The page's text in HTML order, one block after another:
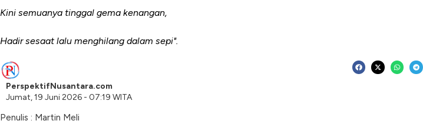
Kini semuanya tinggal gema kenangan,
Hadir sesaat lalu menghilang dalam sepi".
PerspektifNusantara.com
Jumat, 19 Juni 2026 - 07:19 WITA
Penulis : Martin Meli